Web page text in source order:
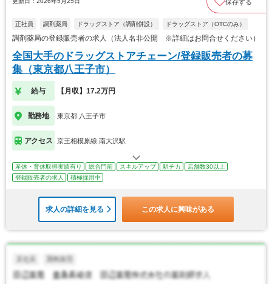
保存する
正社員 調剤薬局 ドラッグストア（調剤併設） ドラッグストア（OTCのみ）
調剤薬局の登録販売者の求人（法人名非公開 ※詳細はお問合せください）
全国大手のドラッグストアチェーン/登録販売者の募
集（東京都八王子市）
給与 【月収】17.2万円
勤務地 東京都 八王子市
アクセス 京王相模原線 南大沢駅
産休・育休取得実績有り 総合門前 スキルアップ 駅チカ
店舗数30以上
登録販売者の求人
積極採用中
求人の詳細を見る この求人に興味がある